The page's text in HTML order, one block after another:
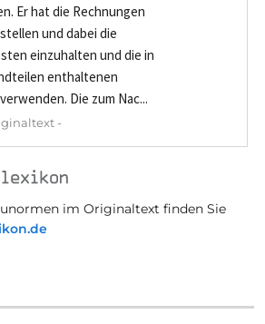
Er hat die Rechnungen
und dabei die
einzuhalten und die in
enthaltenen
Die zum Nac...
-
im Originaltext finden Sie